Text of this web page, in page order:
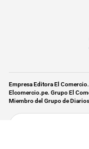
Empresa Editora El
Elcomercio.pe. Grupo El
Miembro del Grupo de